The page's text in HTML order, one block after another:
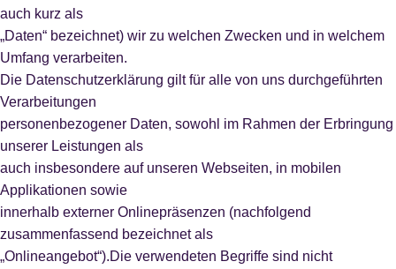
auch kurz als
„Daten“ bezeichnet) wir zu welchen Zwecken und in welchem
Umfang verarbeiten.
Die Datenschutzerklärung gilt für alle von uns durchgeführten
Verarbeitungen
personenbezogener Daten, sowohl im Rahmen der Erbringung
unserer Leistungen als
auch insbesondere auf unseren Webseiten, in mobilen
Applikationen sowie
innerhalb externer Onlinepräsenzen (nachfolgend
zusammenfassend bezeichnet als
„Onlineangebot“).Die verwendeten Begriffe sind nicht